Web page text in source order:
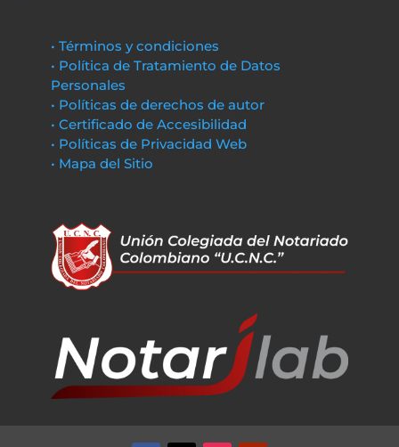
• Términos y condiciones
• Política de Tratamiento de Datos
Personales
• Políticas de derechos de autor
• Certificado de Accesibilidad
• Políticas de Privacidad Web
• Mapa del Sitio